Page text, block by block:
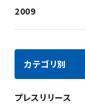
2009
カテゴリ別
プレスリリース